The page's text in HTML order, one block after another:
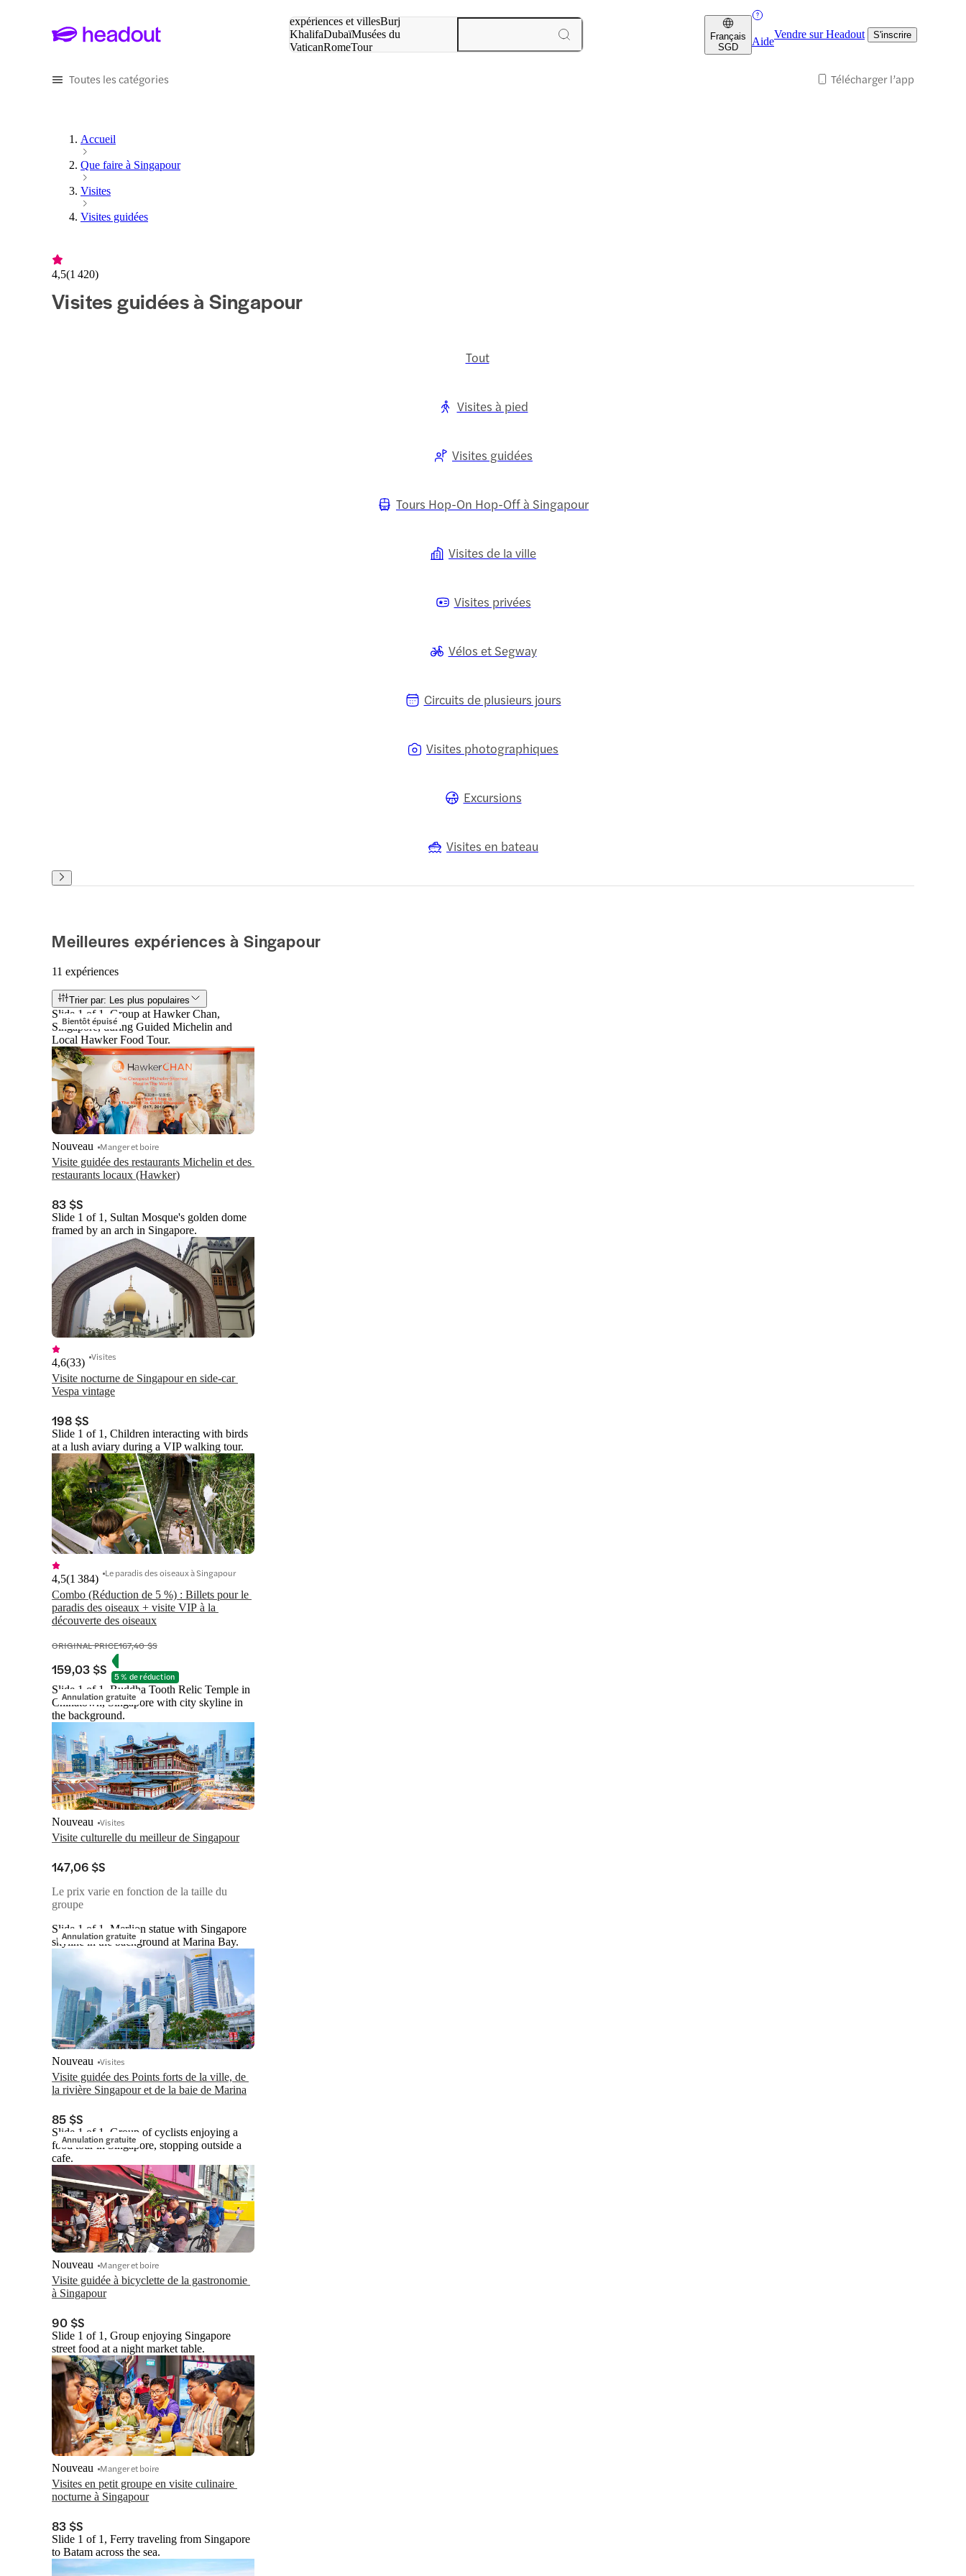
expériences et villesBurj
KhalifaDubaïMusées du
VaticanRomeTour
Français
SGD
Aide
Vendre sur Headout S'inscrire
Toutes les catégories Télécharger l’app
Accueil
Que faire à Singapour
Visites
Visites guidées
4,5(1 420)
Visites guidées à Singapour
Tout
Visites à pied
Visites guidées
Tours Hop-On Hop-Off à Singapour
Visites de la ville
Visites privées
Vélos et Segway
Circuits de plusieurs jours
Visites photographiques
Excursions
Visites en bateau
Meilleures expériences à Singapour
11 expériences
Trier par: Les plus populaires
Bientôt épuisé
Slide 1 of 1, Group at Hawker Chan,
Singapore, during Guided Michelin and
Local Hawker Food Tour.
Visite guidée des restaurants Michelin et des
restaurants locaux (Hawker)
Nouveau Manger et boire
83 $S
Slide 1 of 1, Sultan Mosque's golden dome
framed by an arch in Singapore.
Visite nocturne de Singapour en side-car
Vespa vintage
4,6(33) Visites
198 $S
Slide 1 of 1, Children interacting with birds
at a lush aviary during a VIP walking tour.
Combo (Réduction de 5 %) : Billets pour le
paradis des oiseaux + visite VIP à la
découverte des oiseaux
4,5(1 384) Le paradis des oiseaux à Singapour
ORIGINAL PRICE167,40 $S
159,03 $S 5 % de réduction
Annulation gratuite
Slide 1 of 1, Buddha Tooth Relic Temple in
Chinatown, Singapore with city skyline in
the background.
Visite culturelle du meilleur de Singapour
Nouveau Visites
147,06 $S
Le prix varie en fonction de la taille du
groupe
Annulation gratuite
Slide 1 of 1, Merlion statue with Singapore
skyline in the background at Marina Bay.
Visite guidée des Points forts de la ville, de
la rivière Singapour et de la baie de Marina
Nouveau Visites
85 $S
Annulation gratuite
Slide 1 of 1, Group of cyclists enjoying a
food tour in Singapore, stopping outside a
cafe.
Visite guidée à bicyclette de la gastronomie
à Singapour
Nouveau Manger et boire
90 $S
Slide 1 of 1, Group enjoying Singapore
street food at a night market table.
Visites en petit groupe en visite culinaire
nocturne à Singapour
Nouveau Manger et boire
83 $S
Slide 1 of 1, Ferry traveling from Singapore
to Batam across the sea.